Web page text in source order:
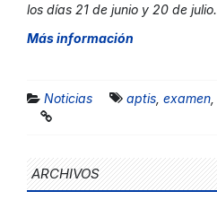
los días 21 de junio y 20 de julio.
Más información
Noticias aptis examen
ARCHIVOS